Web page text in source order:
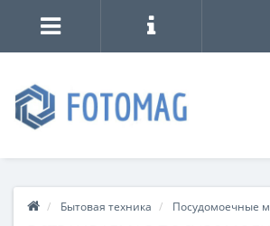
Бытовая техника Посудомоечные